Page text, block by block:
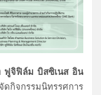
ฟูจิฟิล์ม บิสซิเนส อิน
ดกิจกรรมนิทรรศการ